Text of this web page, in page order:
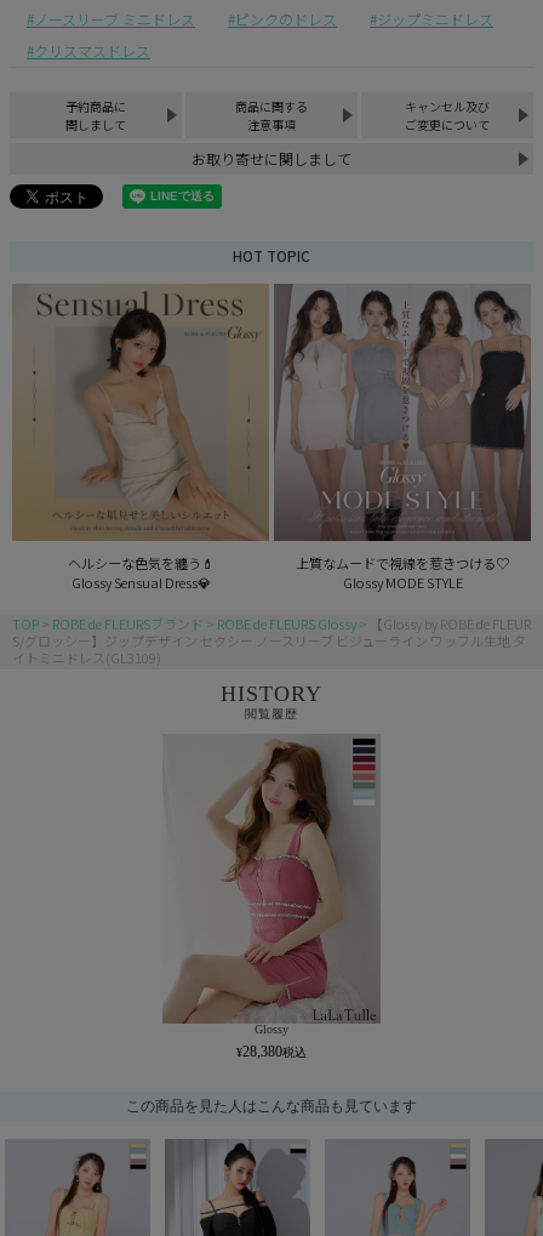
ノースリーブ ミニドレス
ピンクのドレス
ジップミニドレス
クリスマスドレス
予約商品に
関しまして
商品に関する
注意事項
キャンセル及び
ご変更について
お取り寄せに関しまして
HOT TOPIC
ヘルシーな色気を纏う💄
Glossy Sensual Dress💎
上質なムードで視線を惹きつける♡
Glossy MODE STYLE
TOP ROBE de FLEURSブランド ROBE de FLEURS Glossy
【Glossy by ROBE de FLEUR
S/グロッシー】ジップデザイン セクシー ノースリーブ ビジューライン ワッフル生地 タ
イトミニドレス(GL3109)
HISTORY
閲覧履歴
Glossy
28,380
この商品を見た人はこんな商品も見ています